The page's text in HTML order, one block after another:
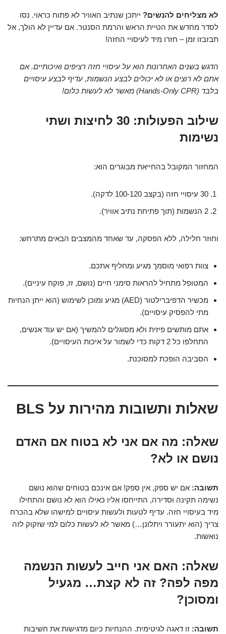
לא מצליחים להנשים? ייתכן שנתיב האוויר לא פתוח כראוי. נסו
לסדר מחדש את הטיית הראש והרמת הסנטר. אם עדיין לא הולך, אל
תבזבזו זמן – חזרו מיד לעיסויי החזה!
הדגש בשנים האחרונות הוא על עיסויי חזה רציפים ואיכותיים. אם
אתם לא רוצים או לא יכולים לבצע הנשמות, עדיף לבצע עיסויים
בלבד (Hands-Only CPR) מאשר לא לעשות כלום!
שילוב הפעולות: 30 לחיצות ושתי
נשימות
המחזור המקובל בהחייאת מבוגרים הוא:
30 עיסויי חזה (בקצב 100-120 לדקה).
2 הנשמות (תוך פתיחת נתיב אוויר).
וחוזר חלילה, ללא הפסקה, עד שאחד מהמצבים הבאים מתרחש:
צוות רפואי מוסמך מגיע ומחליף אתכם.
המטופל מתחיל להראות סימני חיים (נושם, זז, פוקח עיניים).
מכשיר הדפיברילטור (AED) מגיע ומוכן לשימוש (הוא ייתן הנחיות
מתי להפסיק עיסויים).
אתם מותשים פיזית ולא מסוגלים להמשיך (אם יש עוד אנשים,
התחלפו כל 2 דקות כדי לשמור על איכות העיסויים).
הסביבה הופכת למסוכנת.
שאלות ותשובות מהירות על BLS
שאלה: מה אם אני לא בטוח אם האדם
נושם או לא?
תשובה: אם יש ספק, אין ספק! אם אינכם בטוחים שהוא נושם
נשימה תקינה וסדירה, התייחסו אליו כאילו הוא לא נושם והתחילו
מיד בעיסויי חזה. עדיף לטעות ולעשות עיסויים למישהו שלא בהכרח
צריך (הוא יתעורר ויתלונן…) מאשר לא לעשות כלום למי שזקוק לזה
נואשות.
שאלה: האם אני חייב לעשות הנשמה
מפה לפה? זה לא קצת… מגעיל
ומסוכן?
תשובה: זו דאגה לגיטימית. ההנחיות כיום מדגישות את חשיבות